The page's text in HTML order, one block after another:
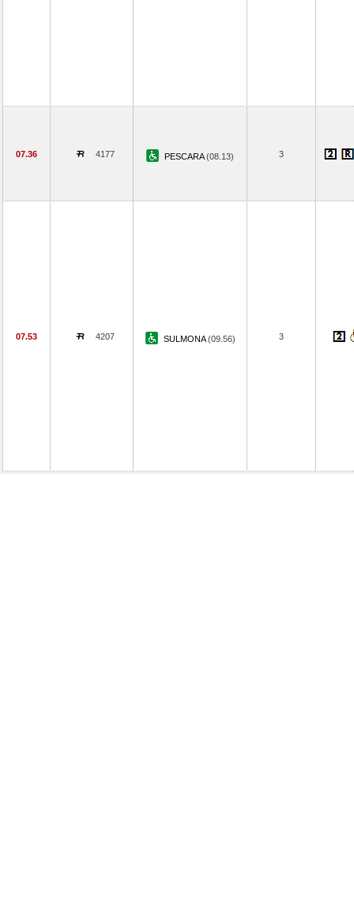
07.36 4177 PESCARA(08.13) 3
07.53 4207 SULMONA(09.56) 3